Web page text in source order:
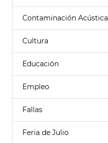
Contaminación Acústica
Cultura
Educación
Empleo
Fallas
Feria de Julio